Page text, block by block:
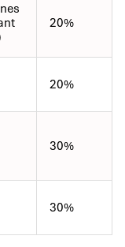
20%
20%
30%
30%